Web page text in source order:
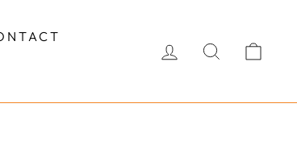
INLOGGEN
ZOEKEN